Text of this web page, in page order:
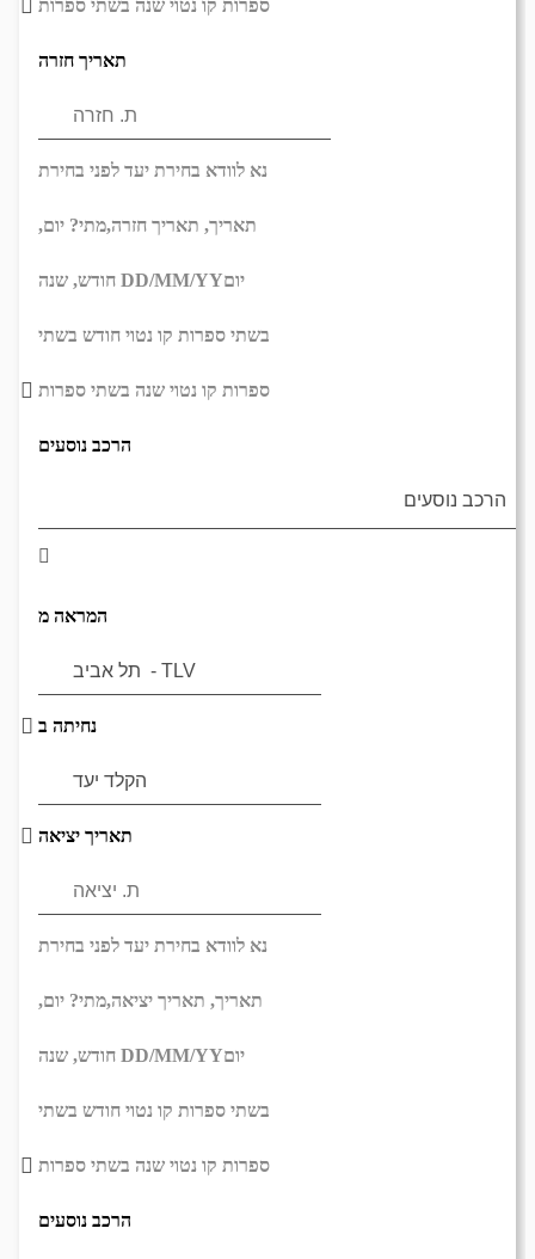
ספרות קו נטוי שנה בשתי ספרות
תאריך חזרה
נא לוודא בחירת יעד לפני בחירת
תאריך, תאריך חזרה,מתי? יום,
DD/MM/YYיום
בשתי ספרות קו נטוי חודש בשתי
ספרות קו נטוי שנה בשתי ספרות
הרכב נוסעים
המראה מ
נחיתה ב
תאריך יציאה
נא לוודא בחירת יעד לפני בחירת
תאריך, תאריך יציאה,מתי? יום,
DD/MM/YYיום
בשתי ספרות קו נטוי חודש בשתי
ספרות קו נטוי שנה בשתי ספרות
הרכב נוסעים